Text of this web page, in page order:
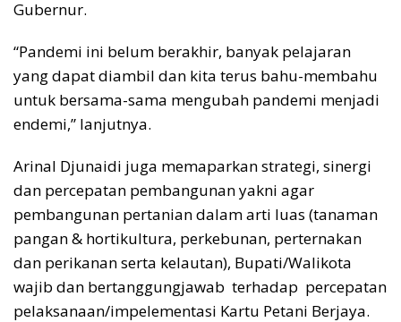
Gubernur.
“Pandemi ini belum berakhir, banyak pelajaran
yang dapat diambil dan kita terus bahu-membahu
untuk bersama-sama mengubah pandemi menjadi
endemi,” lanjutnya.
Arinal Djunaidi juga memaparkan strategi, sinergi
dan percepatan pembangunan yakni agar
pembangunan pertanian dalam arti luas (tanaman
pangan & hortikultura, perkebunan, perternakan
dan perikanan serta kelautan), Bupati/Walikota
wajib dan bertanggungjawab terhadap percepatan
pelaksanaan/impelementasi Kartu Petani Berjaya.